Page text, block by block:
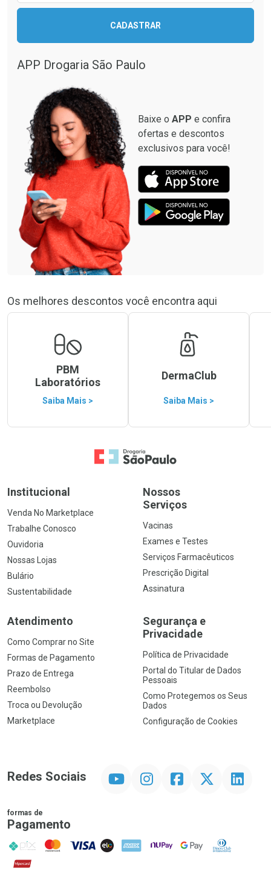
CADASTRAR
APP Drogaria São Paulo
Baixe o APP e confira
ofertas e descontos
exclusivos para você!
Os melhores descontos você encontra aqui
PBM
Laboratórios
Saiba Mais >
DermaClub
Saiba Mais >
Ir para a Home
Institucional
Venda No Marketplace
Trabalhe Conosco
Ouvidoria
Nossas Lojas
Bulário
Sustentabilidade
Nossos
Serviços
Vacinas
Exames e Testes
Serviços Farmacêuticos
Prescrição Digital
Assinatura
Atendimento
Como Comprar no Site
Formas de Pagamento
Prazo de Entrega
Reembolso
Troca ou Devolução
Marketplace
Segurança e
Privacidade
Política de Privacidade
Portal do Titular de Dados
Pessoais
Como Protegemos os Seus
Dados
Configuração de Cookies
Redes Sociais InstagramFacebookTwitter Linkedin
formas de
Pagamento
PIX MasterCard
VISA ELO AMEX NuPay Google PayDiners Club
Hipercard